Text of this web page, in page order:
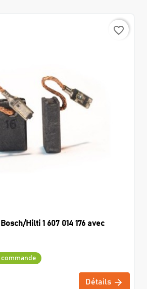
favorite_border
Hilti 1 607 014 176 avec
Détails